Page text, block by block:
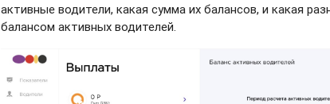
активные водители, какая сумма их балансов, и какая
балансом активных водителей.